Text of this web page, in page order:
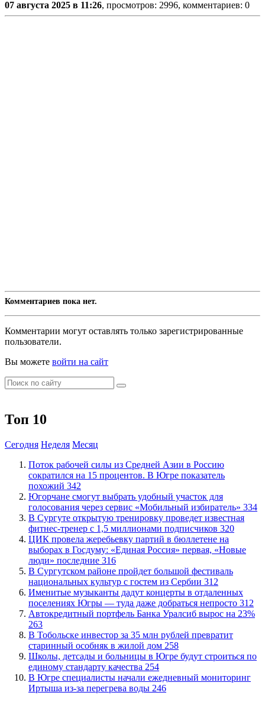
07 августа 2025 в 11:26, просмотров: 2996, комментариев: 0
Комментариев пока нет.
Комментарии могут оставлять только зарегистрированные
пользователи.
Вы можете войти на сайт
Топ 10
Сегодня Неделя Месяц
Поток рабочей силы из Средней Азии в Россию
сократился на 15 процентов. В Югре показатель
похожий 342
Югорчане смогут выбрать удобный участок для
голосования через сервис «Мобильный избиратель» 334
В Сургуте открытую тренировку проведет известная
фитнес-тренер с 1,5 миллионами подписчиков 320
ЦИК провела жеребьевку партий в бюллетене на
выборах в Госдуму: «Единая Россия» первая, «Новые
люди» последние 316
В Сургутском районе пройдет большой фестиваль
национальных культур с гостем из Сербии 312
Именитые музыканты дадут концерты в отдаленных
поселениях Югры — туда даже добраться непросто 312
​Автокредитный портфель Банка Уралсиб вырос на 23%
263
В Тобольске инвестор за 35 млн рублей превратит
старинный особняк в жилой дом 258
Школы, детсады и больницы в Югре будут строиться по
единому стандарту качества 254
В Югре специалисты начали ежедневный мониторинг
Иртыша из-за перегрева воды 246